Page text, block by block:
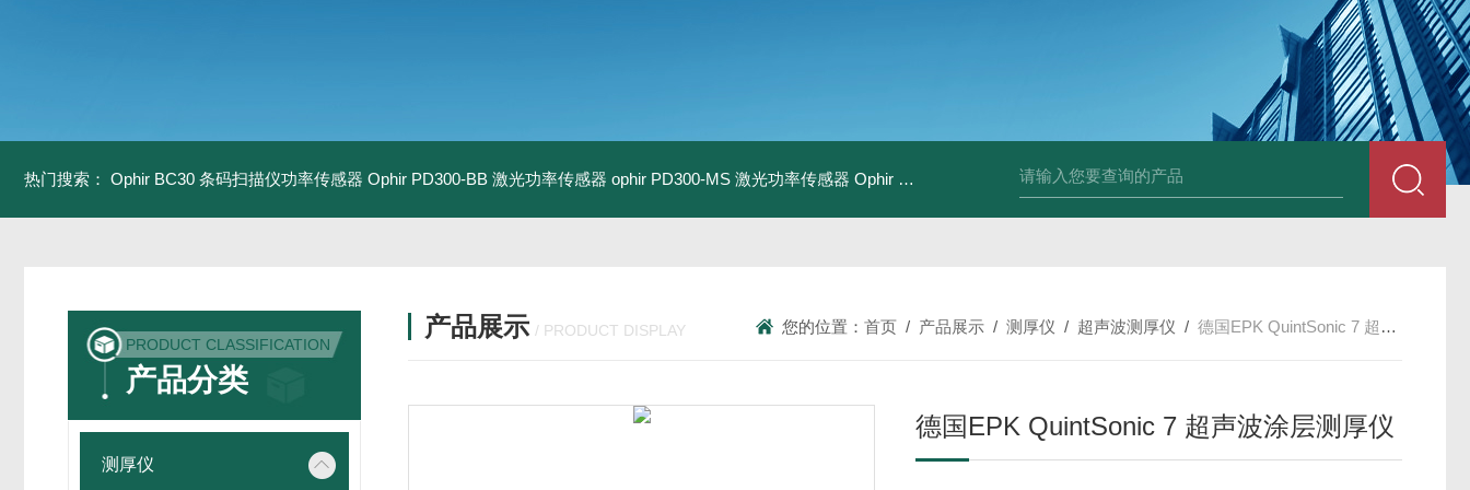
热门搜索： Ophir BC30 条码扫描仪功率传感器 Ophir PD300-BB 激光功率传感器 ophir PD300-MS 激光功率传感器 Ophir PD300R-3W 激光功率传感器 Ophir PD300R 激光功率传感器 Ophir PD300-
PRODUCT CLASSIFICATION
产品分类
测厚仪
产品展示 / PRODUCT DISPLAY 您的位置：首页 / 产品展示 /测厚仪 / 超声波测厚仪 /德国EPK QuintSonic 7 超声波涂层测厚仪
德国EPK QuintSonic 7 超声波涂层测厚仪